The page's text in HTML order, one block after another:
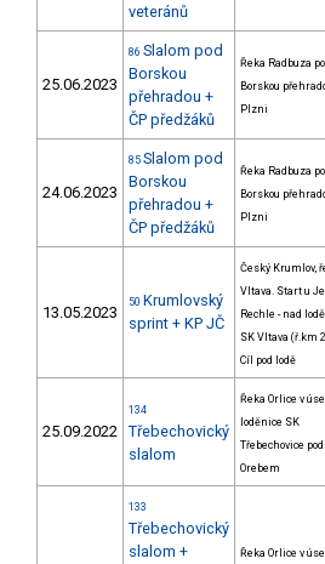
veteránů
25.06.2023
86 Slalom pod
Borskou
přehradou +
ČP předžáků
Řeka Radbuza
Borskou
Plzni
24.06.2023
85 Slalom pod
Borskou
přehradou +
ČP předžáků
Řeka Radbuza
Borskou
Plzni
13.05.2023
50 Krumlovský
sprint + KP JČ
Český Krumlov,
Vltava. Start u
Rechle - nad
SK Vltava (ř.km
Cíl pod lodě
25.09.2022
134
Třebechovický
slalom
Řeka Orlice v
loděnice SK
Třebechovice pod
Orebem
133
Třebechovický
slalom +
Řeka Orlice v